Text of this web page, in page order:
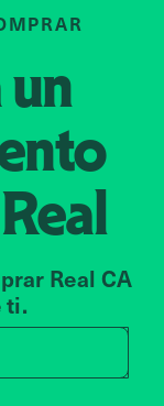
Real
Real CA
ti.
code, address,